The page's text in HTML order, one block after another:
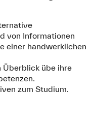
von Informationen
einer handwerklichen
Überblick übe ihre
zum Studium.